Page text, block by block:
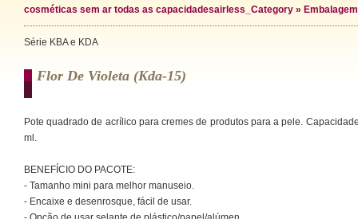
cosméticas sem ar todas as capacidadesairless_Category »
Série KBA e KDA
Flor De Violeta (kda-15)
Pote quadrado de acrílico para cremes de produtos para a pele.
ml.
BENEFÍCIO DO PACOTE:
- Tamanho mini para melhor manuseio.
- Encaixe e desenrosque, fácil de usar.